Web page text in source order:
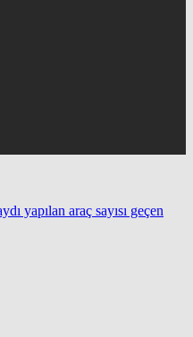
yapılan araç sayısı geçen